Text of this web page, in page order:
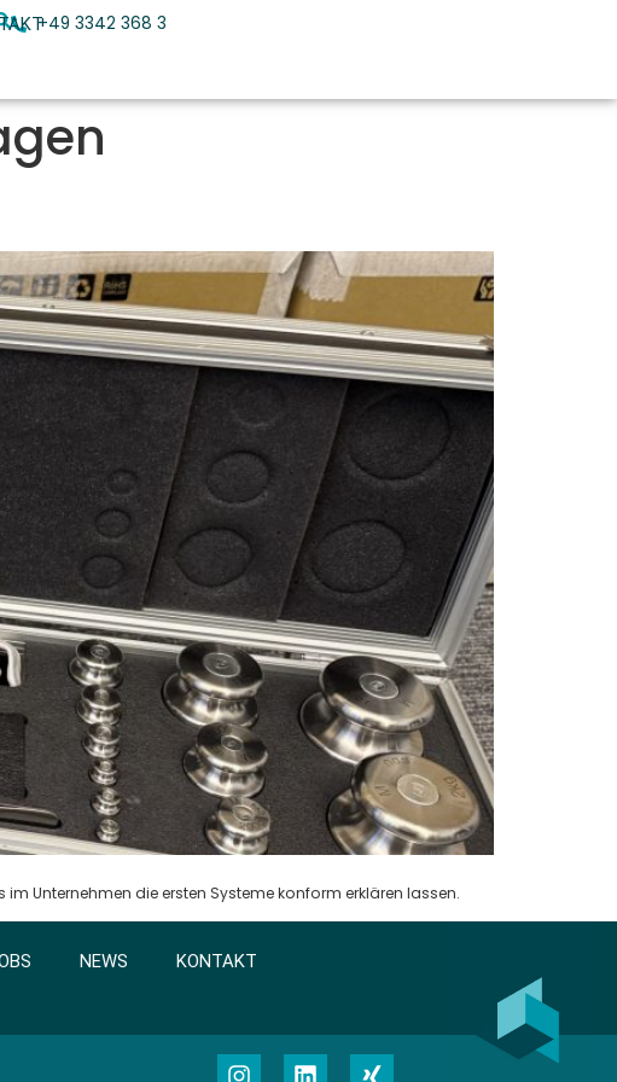
+49 3342 368 3
Unternehmen die ersten Systeme konform erklären lassen.
NEWS KONTAKT